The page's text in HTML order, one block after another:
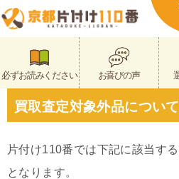
必ずお読みください お喜びの声
買取査定対象外品について
片付け110番では下記に該当す
となります。